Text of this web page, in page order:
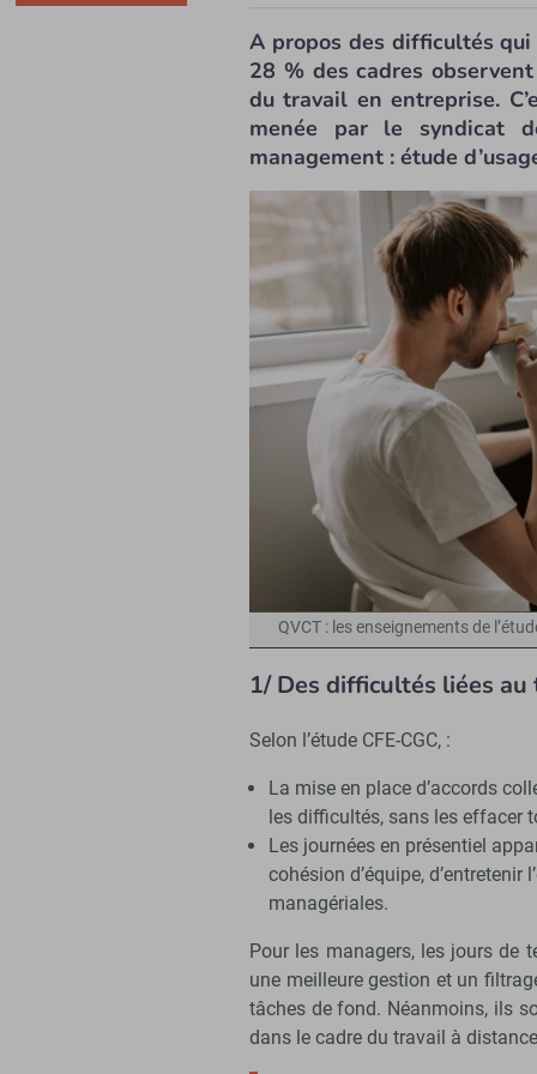
A propos des difficultés
28 % des cadres
du travail en entreprise.
menée par le syndicat
management : étude
QVCT : les enseignements de
1/ Des difficultés liées
Selon l’étude CFE-CGC, :
La mise en place d’accords
les difficultés, sans les effacer
Les journées en présentiel
cohésion d’équipe,
managériales.
Pour les managers, les jours de
une meilleure gestion et un
tâches de fond. Néanmoins, ils
dans le cadre du travail à